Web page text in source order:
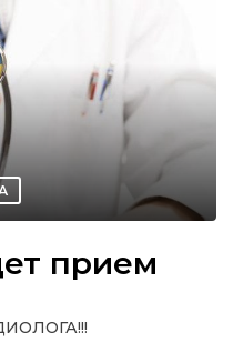
прием